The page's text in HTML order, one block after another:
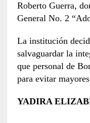
Roberto Guerra,
General No. 2
La institución
salvaguardar la
que personal de
para evitar
YADIRA